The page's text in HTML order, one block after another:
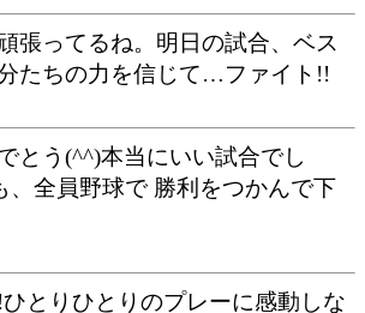
張ってるね。明日の試合、ベス
たちの力を信じて…ファイト!!
とう(^^)本当にいい試合でし
全員野球で 勝利をつかんで下
とりひとりのプレーに感動しな